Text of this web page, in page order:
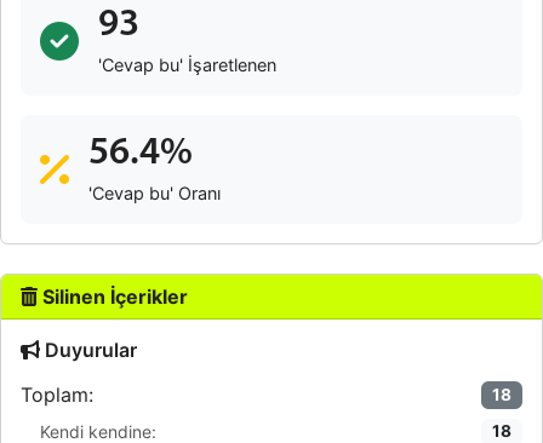
93
'Cevap bu' İşaretlenen
56.4%
'Cevap bu' Oranı
Silinen İçerikler
Duyurular
Toplam:
18
Kendi kendine: 18